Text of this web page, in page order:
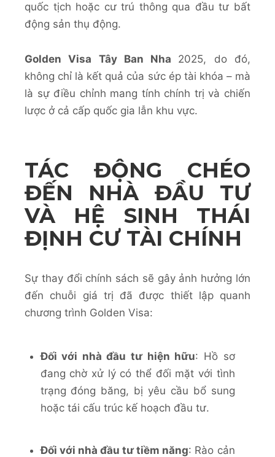
quốc tịch hoặc cư trú thông qua đầu tư bất
động sản thụ động.
Golden Visa Tây Ban Nha 2025, do đó,
không chỉ là kết quả của sức ép tài khóa – mà
là sự điều chỉnh mang tính chính trị và chiến
lược ở cả cấp quốc gia lẫn khu vực.
TÁC ĐỘNG CHÉO
ĐẾN NHÀ ĐẦU TƯ
VÀ HỆ SINH THÁI
ĐỊNH CƯ TÀI CHÍNH
Sự thay đổi chính sách sẽ gây ảnh hưởng lớn
đến chuỗi giá trị đã được thiết lập quanh
chương trình Golden Visa:
Đối với nhà đầu tư hiện hữu: Hồ sơ
đang chờ xử lý có thể đối mặt với tình
trạng đóng băng, bị yêu cầu bổ sung
hoặc tái cấu trúc kế hoạch đầu tư.
Đối với nhà đầu tư tiềm năng: Rào cản